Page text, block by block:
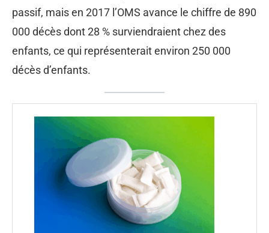
passif, mais en 2017 l’OMS avance le chiffre de 890
000 décès dont 28 % surviendraient chez des
enfants, ce qui représenterait environ 250 000
décès d’enfants.